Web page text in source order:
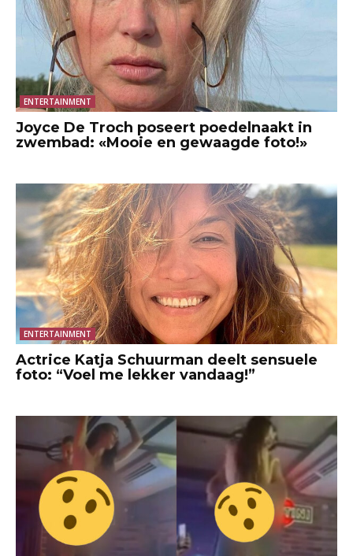
ENTERTAINMENT
Joyce De Troch poseert poedelnaakt in
zwembad: «Mooie en gewaagde foto!»
ENTERTAINMENT
Actrice Katja Schuurman deelt sensuele
foto: “Voel me lekker vandaag!”